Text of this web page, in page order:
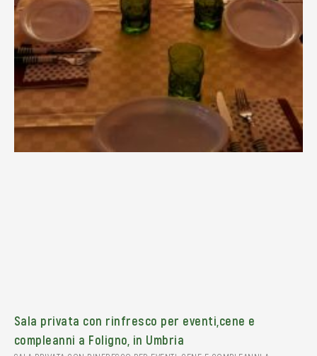
Sala privata con rinfresco per eventi,cene e
compleanni a Foligno, in Umbria